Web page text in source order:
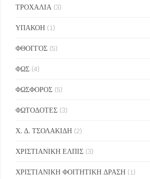
ΤΡΟΧΑΛΙΑ (3)
ΥΠΑΚΟΗ (1)
ΦΘΟΓΓΟΣ (5)
ΦΩΣ (4)
ΦΩΣΦΟΡΟΣ (5)
ΦΩΤΟΔΟΤΕΣ (3)
Χ. Δ. ΤΣΟΛΑΚΙΔΗ (2)
ΧΡΙΣΤΙΑΝΙΚΗ ΕΛΠΙΣ (3)
ΧΡΙΣΤΙΑΝΙΚΗ ΦΟΙΤΗΤΙΚΗ ΔΡΑΣΗ (1)